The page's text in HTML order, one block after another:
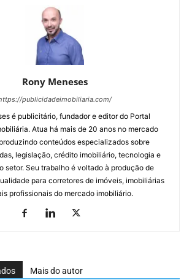
Rony Meneses
publicidadeimobiliaria.com/
é publicitário, fundador e editor do Portal
Atua há mais de 20 anos no mercado
conteúdos especializados sobre
legislação, crédito imobiliário, tecnologia e
setor. Seu trabalho é voltado à produção de
para corretores de imóveis, imobiliárias
profissionais do mercado imobiliário.
Mais do autor